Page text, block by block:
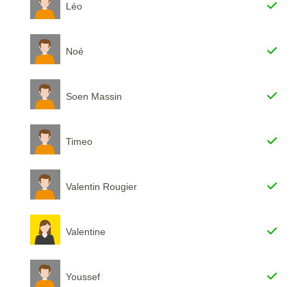
Léo
Noé
Soen Massin
Timeo
Valentin Rougier
Valentine
Youssef